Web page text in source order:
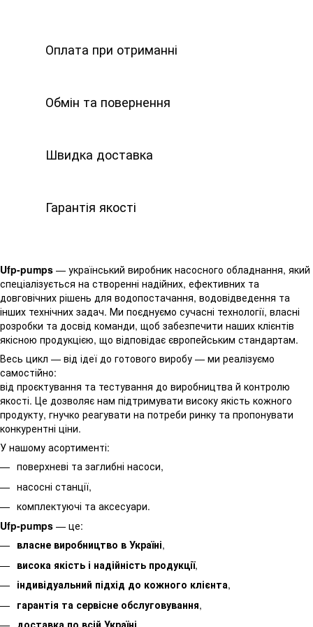
Оплата при отриманні
Обмін та повернення
Швидка доставка
Гарантія якості
Ufp-pumps — український виробник насосного обладнання, який
спеціалізується на створенні надійних, ефективних та
довговічних рішень для водопостачання, водовідведення та
інших технічних задач. Ми поєднуємо сучасні технології, власні
розробки та досвід команди, щоб забезпечити наших клієнтів
якісною продукцією, що відповідає європейським стандартам.
Весь цикл — від ідеї до готового виробу — ми реалізуємо
самостійно:
від проєктування та тестування до виробництва й контролю
якості. Це дозволяє нам підтримувати високу якість кожного
продукту, гнучко реагувати на потреби ринку та пропонувати
конкурентні ціни.
У нашому асортименті:
поверхневі та заглибні насоси,
насосні станції,
комплектуючі та аксесуари.
Ufp-pumps — це:
власне виробництво в Україні,
висока якість і надійність продукції,
індивідуальний підхід до кожного клієнта,
гарантія та сервісне обслуговування,
доставка по всій Україні